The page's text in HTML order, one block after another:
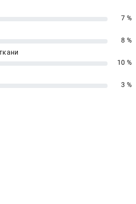
7 %
8 %
10 %
3 %